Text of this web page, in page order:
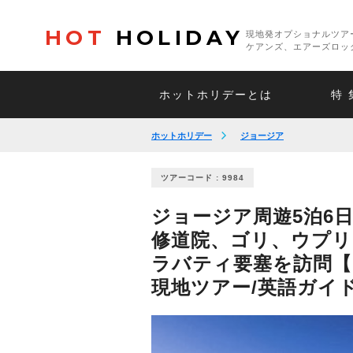
HOT HOLIDAY
現地発オプショナルツ
ケアンズ、エアーズロ
ホットホリデーとは 特
ホットホリデー ジョージア
ツアーコード : 9984
ジョージア周遊5泊6
修道院、ゴリ、ウプ
ラバティ要塞を訪問
現地ツアー/英語ガイ